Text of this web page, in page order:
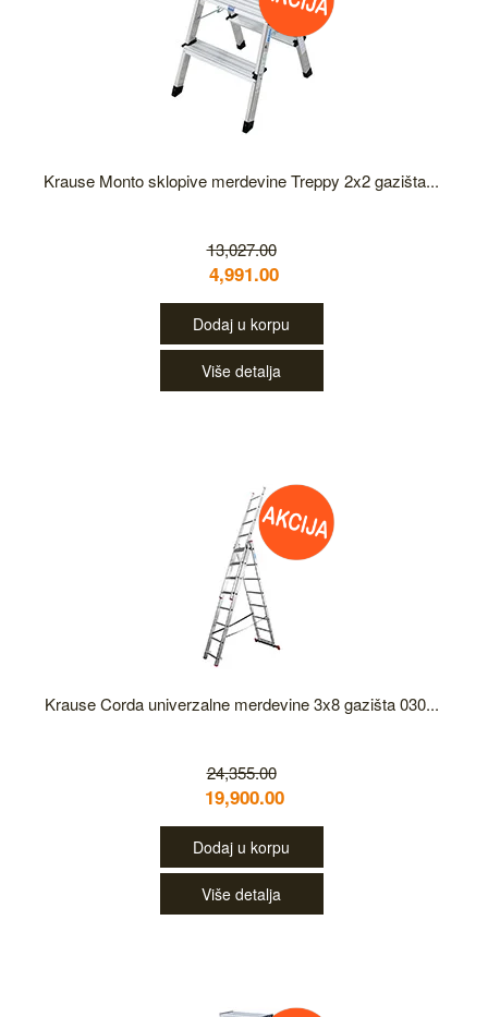
Krause Monto sklopive merdevine Treppy 2x2 gazišta...
13,027.00
4,991.00
Dodaj u korpu
Više detalja
Krause Corda univerzalne merdevine 3x8 gazišta 030...
24,355.00
19,900.00
Dodaj u korpu
Više detalja